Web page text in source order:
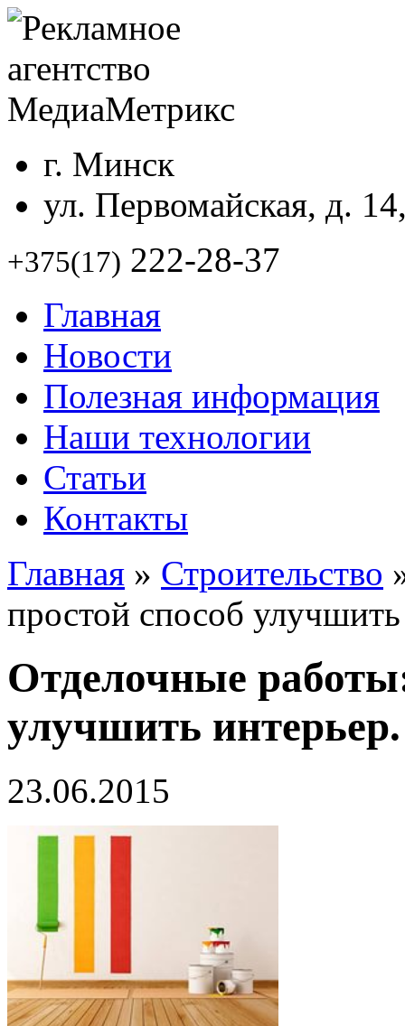
г. Минск
ул. Первомайская, д.
+375(17) 222-28-37
Главная
Новости
Полезная информация
Наши технологии
Статьи
Контакты
Главная » Строительство
простой способ
Отделочные
улучшить интерьер.
23.06.2015